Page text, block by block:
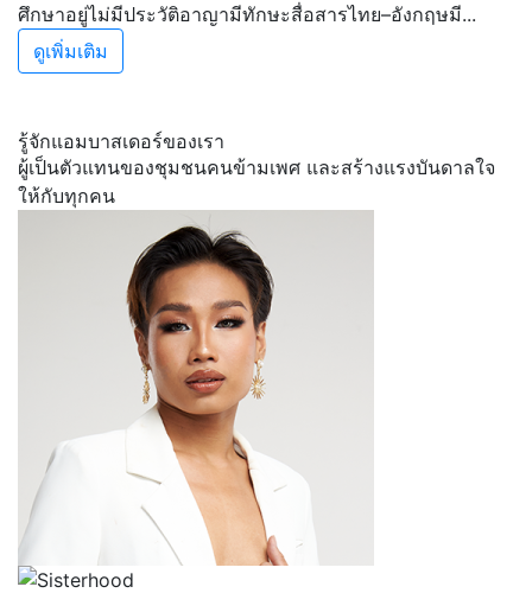
ศึกษาอยู่ไม่มีประวัติอาญามีทักษะสื่อสารไทย–อังกฤษมี...
ดูเพิ่มเติม
รู้จักแอมบาสเดอร์ของเรา
ผู้เป็นตัวแทนของชุมชนคนข้ามเพศ และสร้างแรงบันดาลใจ
ให้กับทุกคน